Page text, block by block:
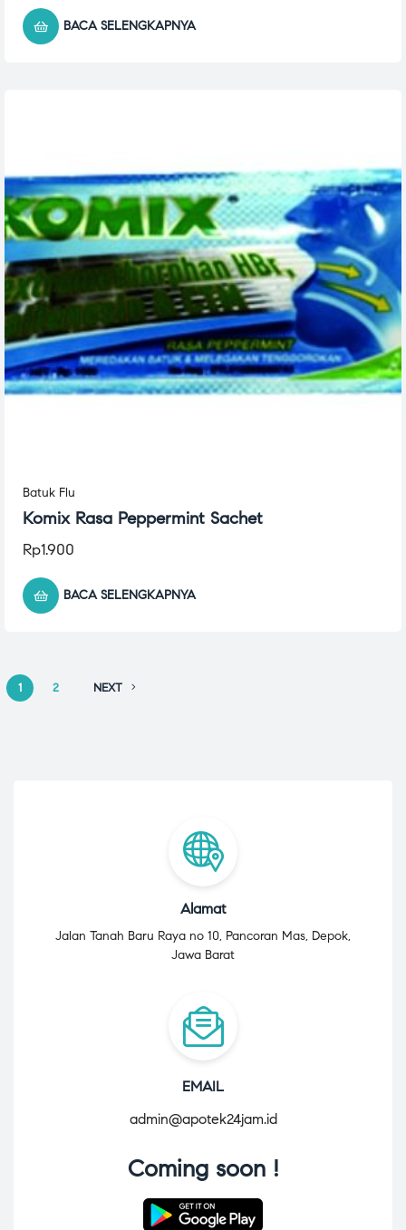
BACA SELENGKAPNYA
Batuk Flu
Komix Rasa Peppermint Sachet
Rp1.900
BACA SELENGKAPNYA
1 2 NEXT
Alamat
Jalan Tanah Baru Raya no 10, Pancoran Mas, Depok,
Jawa Barat
EMAIL
admin@apotek24jam.id
Coming soon !